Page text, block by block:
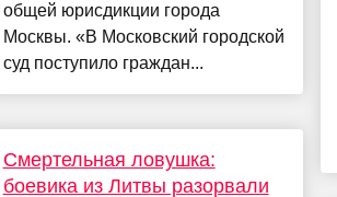
общей юрисдикции города
Москвы. «В Московский городской
суд поступило граждан...
Смертельная ловушка:
боевика из Литвы разорвали